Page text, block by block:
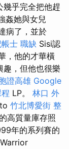
幾乎完全把他趕
姦她與女兒
病了，並於
士 職缺 Sisi認
，他的才華橫
趣，但他也很樂
證高雄 Google
LP。 林口 外
竹北博愛街 整
高質量庫存照
年的系列賽的